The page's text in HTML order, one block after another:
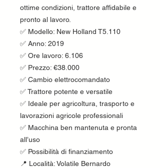
ottime condizioni, trattore affidabile e
pronto al lavoro.
✅ Modello: New Holland T5.110
✅ Anno: 2019
✅ Ore lavoro: 6.106
✅ Prezzo: €38.000
✅ Cambio elettrocomandato
✅ Trattore potente e versatile
✅ Ideale per agricoltura, trasporto e
lavorazioni agricole professionali
✅ Macchina ben mantenuta e pronta
all’uso
✅ Possibilità di finanziamento
📍 Località: Volatile Bernardo